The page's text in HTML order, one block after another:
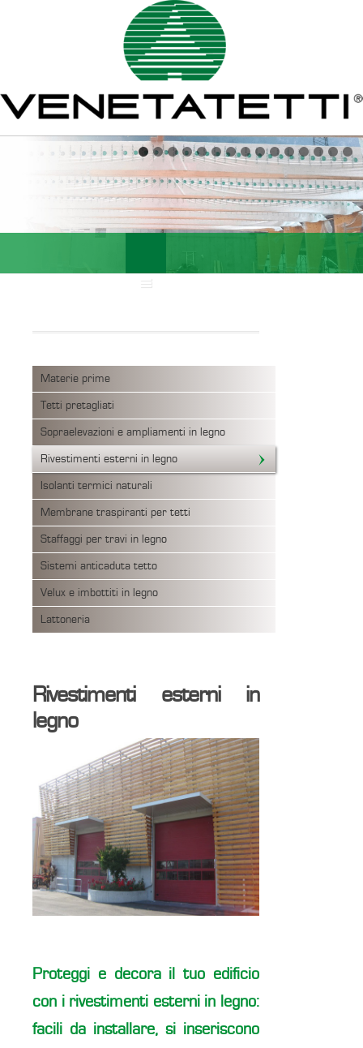
Materie prime
Tetti pretagliati
Sopraelevazioni e ampliamenti in legno
Rivestimenti esterni in legno
Isolanti termici naturali
Membrane traspiranti per tetti
Staffaggi per travi in legno
Sistemi anticaduta tetto
Velux e imbottiti in legno
Lattoneria
Rivestimenti esterni in
legno
Proteggi e decora il tuo edificio
con i rivestimenti esterni in legno:
facili da installare, si inseriscono